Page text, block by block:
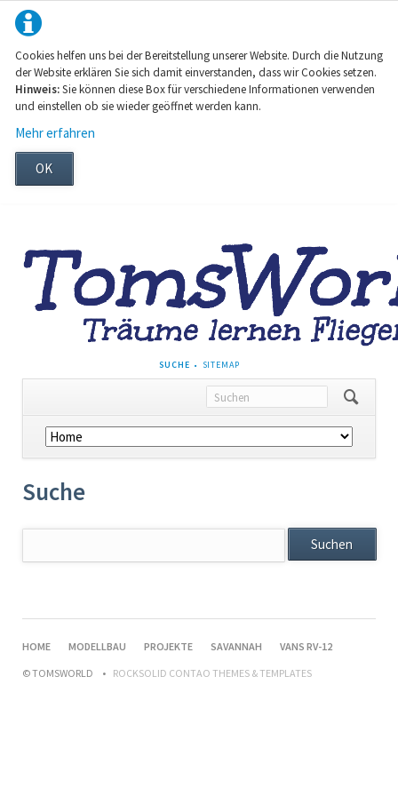
Cookies helfen uns bei der Bereitstellung unserer Website. Durch die Nutzung
der Website erklären Sie sich damit einverstanden, dass wir Cookies setzen.
Hinweis:Sie können diese Box für verschiedene Informationen verwenden
und einstellen ob sie wieder geöffnet werden kann.
Mehr erfahren
OK
NAVIGATION
ÜBERSPRINGEN
SUCHE SITEMAP
Navigation
überspringen
Suche
Suchen
NAVIGATION
HOME MODELLBAU PROJEKTE SAVANNAH
VANS RV-12
© TOMSWORLD
ROCKSOLID CONTAO THEMES & TEMPLATES